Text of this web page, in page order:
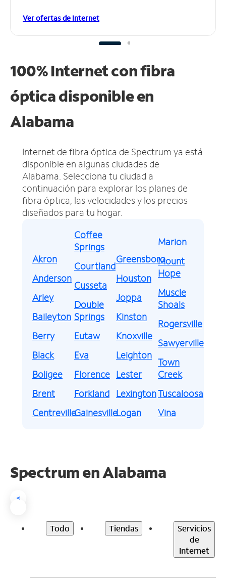
Ver ofertas de Internet
100% Internet con fibra
óptica disponible en
Alabama
Internet de fibra óptica de Spectrum ya está
disponible en algunas ciudades de
Alabama. Selecciona tu ciudad a
continuación para explorar los planes de
fibra óptica, las velocidades y los precios
diseñados para tu hogar.
Akron
Anderson
Arley
Baileyton
Berry
Black
Boligee
Brent
Centreville
Coffee
Springs
Courtland
Cusseta
Double
Springs
Eutaw
Eva
Florence
Forkland
Gainesville
Greensboro
Houston
Joppa
Kinston
Knoxville
Leighton
Lester
Lexington
Logan
Marion
Mount
Hope
Muscle
Shoals
Rogersville
Sawyerville
Town
Creek
Tuscaloosa
Vina
Spectrum enAlabama
<
Todo Tiendas
Servicios
de
Internet